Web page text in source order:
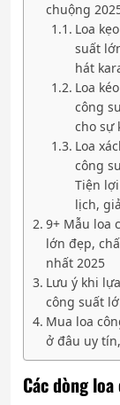
chuộng
Loa
suất
hát
Loa
công
cho sự
Loa
công
Tiện
lịch,
9+ Mẫu loa
lớn đẹp,
nhất 2025
Lưu ý khi
công suất
Mua loa
ở đâu uy
Các dòng